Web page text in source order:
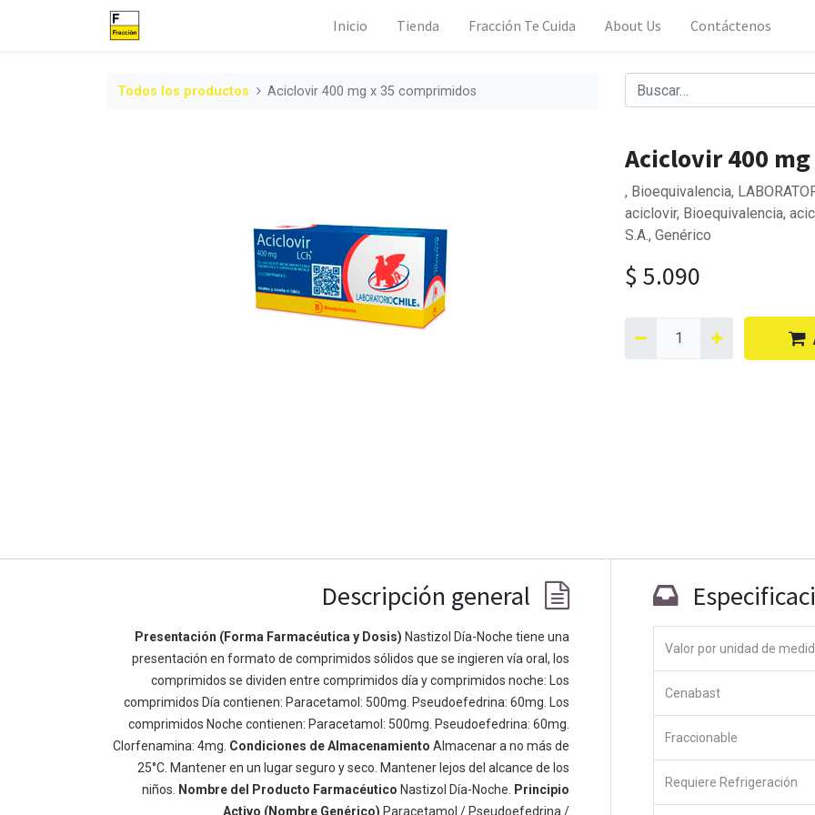
Inicio Tienda Fracción Te Cuida About Us Contáctenos
Todos los productos Aciclovir 400 mg x 35 comprimidos
Aciclovir 400
, Bioequivalencia,
aciclovir, Bioequivalencia,
S.A., Genérico
$ 5.090
Descripción general
Presentación (Forma Farmacéutica y Dosis) Nastizol Día-Noche tiene una
presentación en formato de comprimidos sólidos que se ingieren vía oral, los
comprimidos se dividen entre comprimidos día y comprimidos noche: Los
comprimidos Día contienen: Paracetamol: 500mg. Pseudoefedrina: 60mg. Los
comprimidos Noche contienen: Paracetamol: 500mg. Pseudoefedrina: 60mg.
Clorfenamina: 4mg. Condiciones de Almacenamiento Almacenar a no más de
25°C. Mantener en un lugar seguro y seco. Mantener lejos del alcance de los
niños.
Nombre del Producto Farmacéutico Nastizol Día-Noche.
Principio
Activo (Nombre Genérico) Paracetamol / Pseudoefedrina /
Valor por unidad de
Cenabast
Fraccionable
Requiere Refrigeración
Enlaces de Ínteres
Inicio
Acerca de
Productos
Servicios
Política de privacidad
Acerca de
Somos un equipo de personas apasionadas cuyo objetivo es
mejorar la vida de todos a través de productos disruptivos.
Construimos grandes productos para resolver sus problemas
de negocio. Nuestros productos están diseñados para
pequeñas y medianas empresas dispuestas a optimizar su
rendimiento.